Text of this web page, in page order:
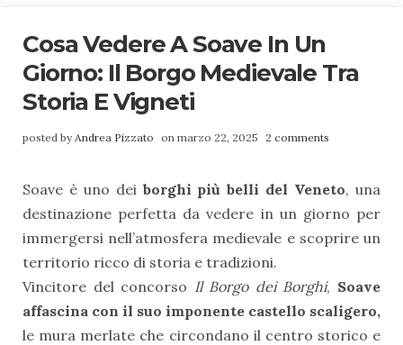
Cosa Vedere A Soave In Un
Giorno: Il Borgo Medievale Tra
Storia E Vigneti
posted by Andrea Pizzato on marzo 22, 2025 2 comments
Soave è uno dei borghi più belli del Veneto, una
destinazione perfetta da vedere in un giorno per
immergersi nell’atmosfera medievale e scoprire un
territorio ricco di storia e tradizioni.
Vincitore del concorso Il Borgo dei Borghi, Soave
affascina con il suo imponente castello scaligero,
le mura merlate che circondano il centro storico e